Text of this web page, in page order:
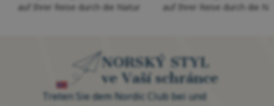
auf Ihrer Reise durch die Natur
auf Ihrer Reise durch die
NORSKÝ STYL
ve Vaší schránce
Treten Sie dem Nordic Club bei und